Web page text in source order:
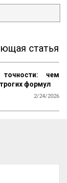
статья
точности: чем
формул
2/24/2026
разобран
взглянуть на
прежде всего